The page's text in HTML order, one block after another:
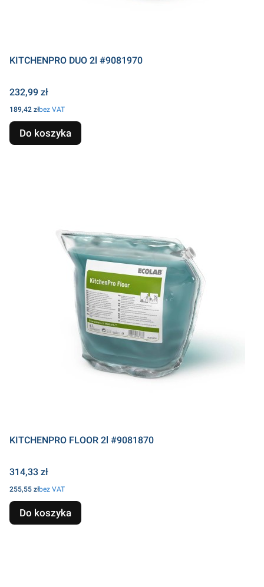
KITCHENPRO DUO 2l #9081970
Cena
232,99 zł
Cena
189,42 złbez VAT
Do koszyka
KITCHENPRO FLOOR 2l #9081870
Cena
314,33 zł
Cena
255,55 złbez VAT
Do koszyka